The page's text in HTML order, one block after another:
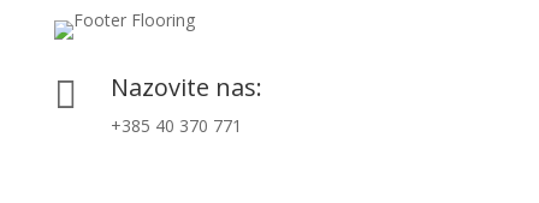
 Nazovite nas:
+385 40 370 771